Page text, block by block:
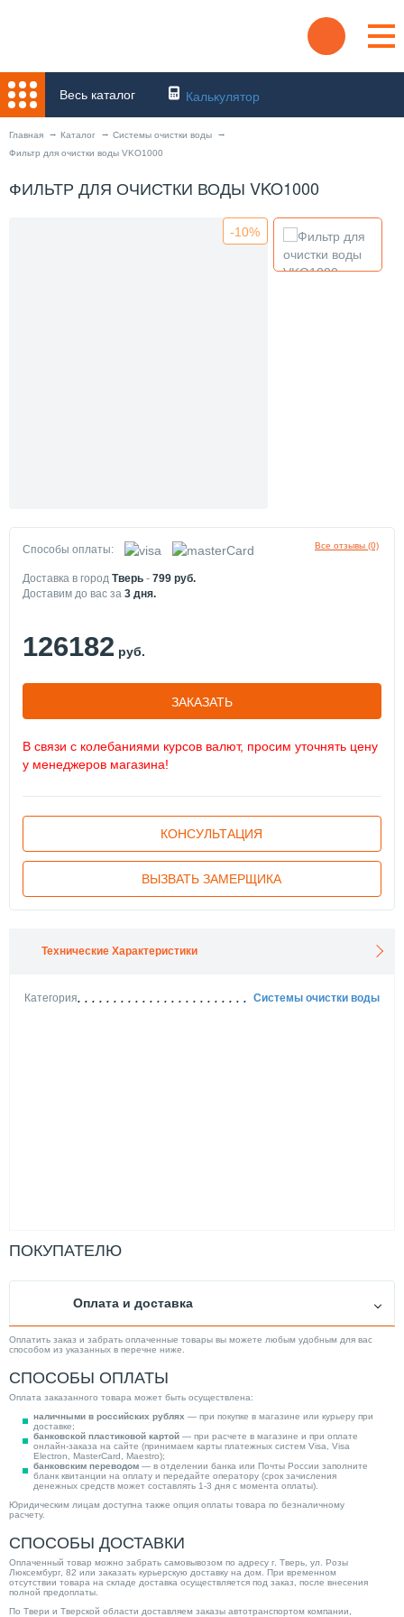
Весь каталог Калькулятор
Главная Каталог
Системы очистки воды
Фильтр для очистки воды VKO1000
ФИЛЬТР ДЛЯ ОЧИСТКИ ВОДЫ VKO1000
-10%
Все отзывы (0)
Способы оплаты:
Доставка в город Тверь - 799 руб.
Доставим до вас за 3 дня.
126182 руб.
ЗАКАЗАТЬ
В связи с колебаниями курсов валют, просим уточнять цену
у менеджеров магазина!
КОНСУЛЬТАЦИЯ
ВЫЗВАТЬ ЗАМЕРЩИКА
Технические Характеристики
Категория Системы очистки воды
ПОКУПАТЕЛЮ
Оплата и доставка
Оплатить заказ и забрать оплаченные товары вы можете любым удобным для вас
способом из указанных в перечне ниже.
СПОСОБЫ ОПЛАТЫ
Оплата заказанного товара может быть осуществлена:
наличными в российских рублях — при покупке в магазине или курьеру при
доставке;
банковской пластиковой картой — при расчете в магазине и при оплате
онлайн-заказа на сайте (принимаем карты платежных систем Visa, Visa
Electron, MasterCard, Maestro);
банковским переводом — в отделении банка или Почты России заполните
бланк квитанции на оплату и передайте оператору (срок зачисления
денежных средств может составлять 1-3 дня с момента оплаты).
Юридическим лицам доступна также опция оплаты товара по безналичному
расчету.
СПОСОБЫ ДОСТАВКИ
Оплаченный товар можно забрать самовывозом по адресу г. Тверь, ул. Розы
Люксембург, 82 или заказать курьерскую доставку на дом. При временном
отсутствии товара на складе доставка осуществляется под заказ, после внесения
полной предоплаты.
По Твери и Тверской области доставляем заказы автотранспортом компании,